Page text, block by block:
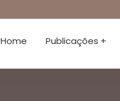
Home Publicações +